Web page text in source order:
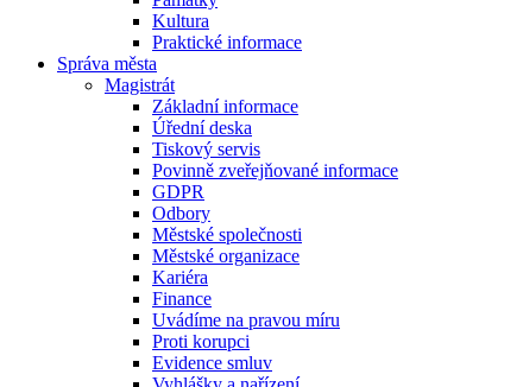
Kultura
Praktické informace
Správa města
Magistrát
Základní informace
Úřední deska
Tiskový servis
Povinně zveřejňované informace
GDPR
Odbory
Městské společnosti
Městské organizace
Kariéra
Finance
Uvádíme na pravou míru
Proti korupci
Evidence smluv